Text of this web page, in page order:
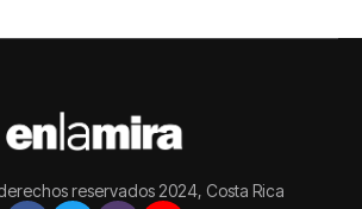
reservados 2024, Costa Rica